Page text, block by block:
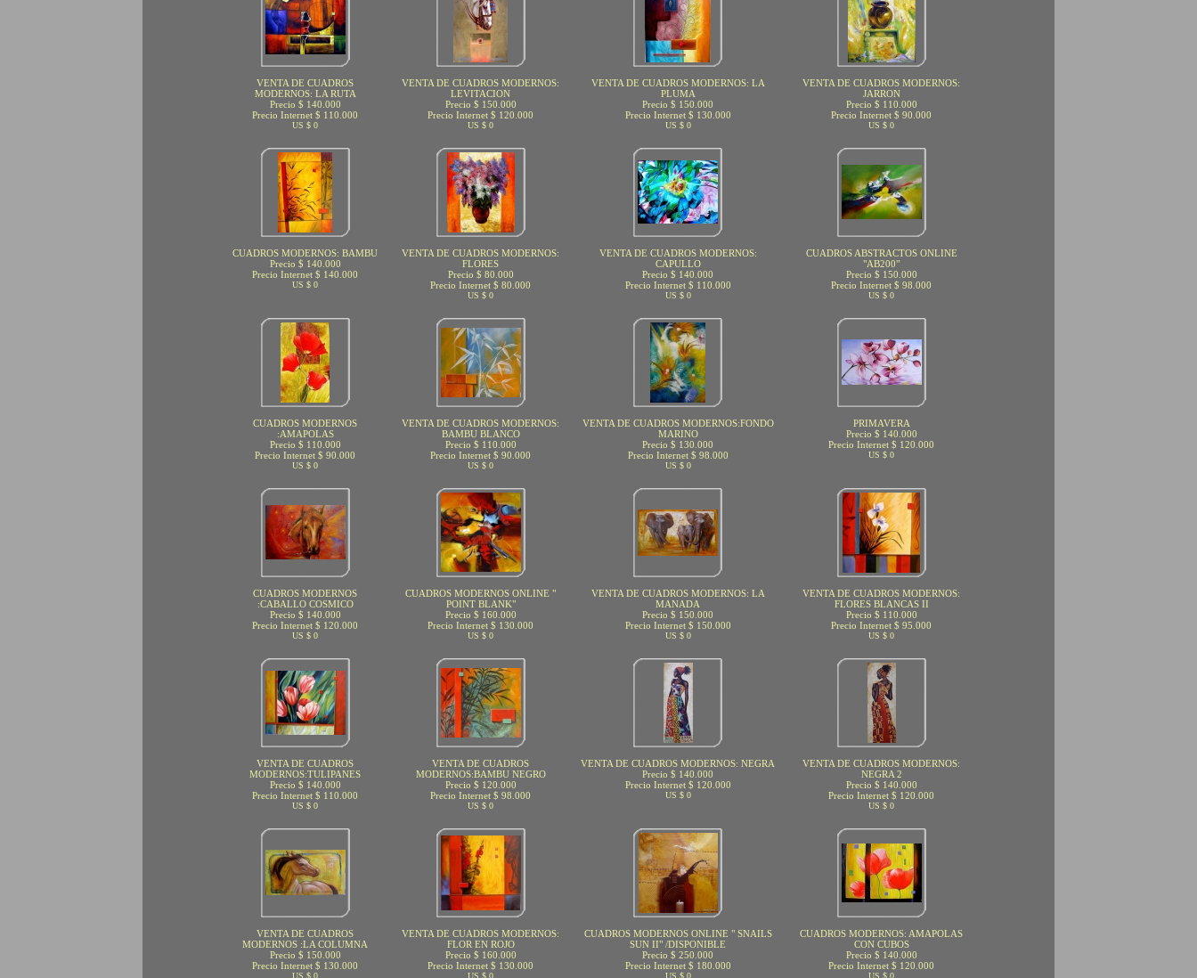
VENTA DE CUADROS
MODERNOS: LA RUTA
Precio $ 140.000
Precio Internet $ 110.000
US $ 0
VENTA DE CUADROS MODERNOS:
LEVITACION
Precio $ 150.000
Precio Internet $ 120.000
US $ 0
VENTA DE CUADROS MODERNOS: LA
PLUMA
Precio $ 150.000
Precio Internet $ 130.000
US $ 0
VENTA DE CUADROS MODERNOS:
JARRON
Precio $ 110.000
Precio Internet $ 90.000
US $ 0
CUADROS MODERNOS: BAMBU
Precio $ 140.000
Precio Internet $ 140.000
US $ 0
VENTA DE CUADROS MODERNOS:
FLORES
Precio $ 80.000
Precio Internet $ 80.000
US $ 0
VENTA DE CUADROS MODERNOS:
CAPULLO
Precio $ 140.000
Precio Internet $ 110.000
US $ 0
CUADROS ABSTRACTOS ONLINE
"AB200"
Precio $ 150.000
Precio Internet $ 98.000
US $ 0
CUADROS MODERNOS
:AMAPOLAS
Precio $ 110.000
Precio Internet $ 90.000
US $ 0
VENTA DE CUADROS MODERNOS:
BAMBU BLANCO
Precio $ 110.000
Precio Internet $ 90.000
US $ 0
VENTA DE CUADROS MODERNOS:FONDO
MARINO
Precio $ 130.000
Precio Internet $ 98.000
US $ 0
PRIMAVERA
Precio $ 140.000
Precio Internet $ 120.000
US $ 0
CUADROS MODERNOS
:CABALLO COSMICO
Precio $ 140.000
Precio Internet $ 120.000
US $ 0
CUADROS MODERNOS ONLINE "
POINT BLANK"
Precio $ 160.000
Precio Internet $ 130.000
US $ 0
VENTA DE CUADROS MODERNOS: LA
MANADA
Precio $ 150.000
Precio Internet $ 150.000
US $ 0
VENTA DE CUADROS MODERNOS:
FLORES BLANCAS II
Precio $ 110.000
Precio Internet $ 95.000
US $ 0
VENTA DE CUADROS
MODERNOS:TULIPANES
Precio $ 140.000
Precio Internet $ 110.000
US $ 0
VENTA DE CUADROS
MODERNOS:BAMBU NEGRO
Precio $ 120.000
Precio Internet $ 98.000
US $ 0
VENTA DE CUADROS MODERNOS: NEGRA
Precio $ 140.000
Precio Internet $ 120.000
US $ 0
VENTA DE CUADROS MODERNOS:
NEGRA 2
Precio $ 140.000
Precio Internet $ 120.000
US $ 0
VENTA DE CUADROS
MODERNOS :LA COLUMNA
Precio $ 150.000
Precio Internet $ 130.000
US $ 0
VENTA DE CUADROS MODERNOS:
FLOR EN ROJO
Precio $ 160.000
Precio Internet $ 130.000
US $ 0
CUADROS MODERNOS ONLINE " SNAILS
SUN II" /DISPONIBLE
Precio $ 250.000
Precio Internet $ 180.000
US $ 0
CUADROS MODERNOS: AMAPOLAS
CON CUBOS
Precio $ 140.000
Precio Internet $ 120.000
US $ 0